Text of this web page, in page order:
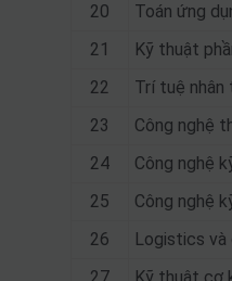
20
Toán ứng
21
Kỹ thuật
22
Trí tuệ nhân
23
Công nghệ
24
Công nghệ
25
Công nghệ
26
Logistics và